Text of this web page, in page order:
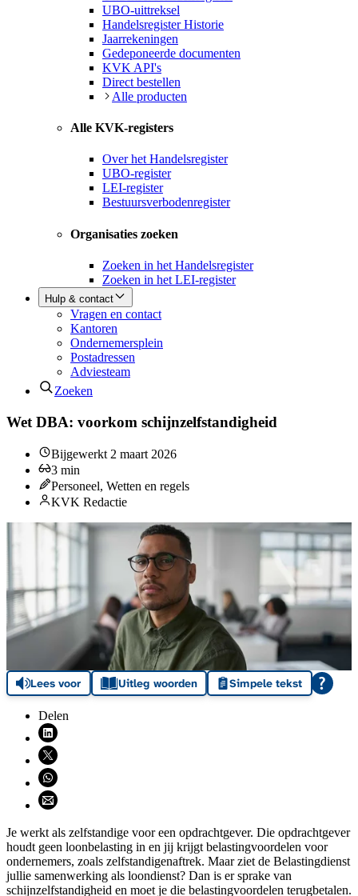
UBO-uittreksel
Handelsregister Historie
Jaarrekeningen
Gedeponeerde documenten
KVK API's
Direct bestellen
Alle producten
Alle KVK-registers
Over het Handelsregister
UBO-register
LEI-register
Bestuursverbodenregister
Organisaties zoeken
Zoeken in het Handelsregister
Zoeken in het LEI-register
Hulp & contact
Vragen en contact
Kantoren
Ondernemersplein
Postadressen
Adviesteam
Zoeken
Wet DBA: voorkom schijnzelfstandigheid
Bijgewerkt 2 maart 2026
3 min
Personeel, Wetten en regels
KVK Redactie
Lees voor Uitleg woorden Simpele tekst
Delen
Deel via LinkedIn (opent nieuw venster)
Deel via X (opent nieuw venster)
Deel via WhatsApp (opent WhatsApp)
Deel via email (opent email programma)
Je werkt als zelfstandige voor een opdrachtgever. Die opdrachtgever
houdt geen loonbelasting in en jij krijgt belastingvoordelen voor
ondernemers, zoals zelfstandigenaftrek. Maar ziet de Belastingdienst
jullie samenwerking als loondienst? Dan is er sprake van
schijnzelfstandigheid en moet je die belastingvoordelen terugbetalen.